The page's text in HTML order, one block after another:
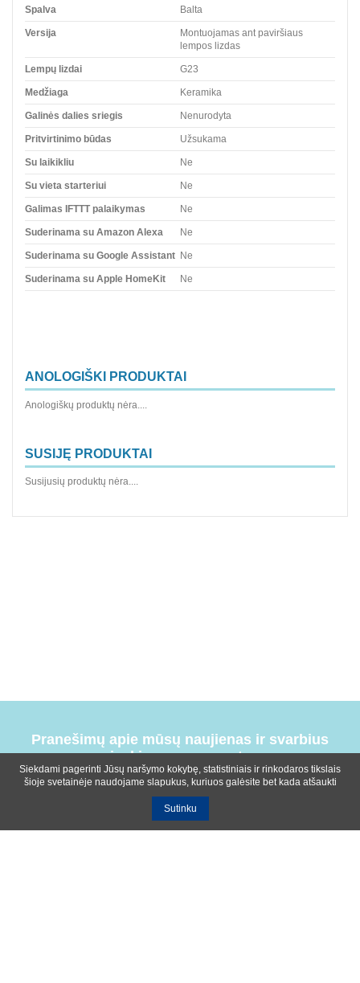
Spalva Balta
Versija
Montuojamas ant paviršiaus
lempos lizdas
Lempų lizdai G23
Medžiaga Keramika
Galinės dalies sriegis Nenurodyta
Pritvirtinimo būdas Užsukama
Su laikikliu Ne
Su vieta starteriui Ne
Galimas IFTTT palaikymas Ne
Suderinama su Amazon Alexa Ne
Suderinama su Google Assistant Ne
Suderinama su Apple HomeKit Ne
ANOLOGIŠKI PRODUKTAI
Anologiškų produktų nėra....
SUSIJĘ PRODUKTAI
Susijusių produktų nėra....
Pranešimų apie mūsų naujienas ir svarbius
įvykius prenumerata
Siekdami pagerinti Jūsų naršymo kokybę, statistiniais ir rinkodaros tikslais
šioje svetainėje naudojame slapukus, kuriuos galėsite bet kada atšaukti
Sutinku